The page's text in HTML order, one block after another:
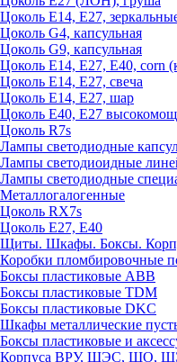
Цоколь Е14, Е27,
Цоколь G4, капсульная
Цоколь G9, капсульная
Цоколь Е14, Е27, Е40, corn
Цоколь Е14, Е27, свеча
Цоколь Е14, Е27, шар
Цоколь Е40, Е27
Цоколь R7s
Лампы светодиодные
Лампы светодиоидные
Лампы светодиодные
Металлогалогенные
Цоколь RX7s
Цоколь Е27, E40
Щиты. Шкафы. Боксы.
Коробки пломбировочные
Боксы пластиковые ABB
Боксы пластиковые TDM
Боксы пластиковые DKC
Шкафы металлические
Боксы пластиковые и
Корпуса ВРУ, ШЭС, ЩО,